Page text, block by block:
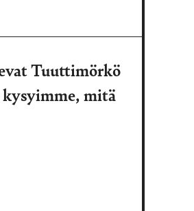
Tuuttimörkö
kysyimme, mitä